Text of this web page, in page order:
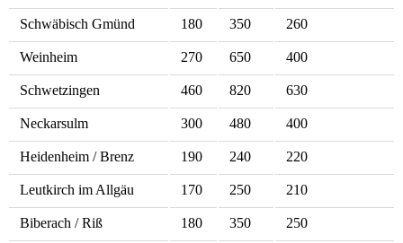
Schwäbisch Gmünd 180 350 260
Weinheim 270 650 400
Schwetzingen 460 820 630
Neckarsulm 300 480 400
Heidenheim / Brenz 190 240 220
Leutkirch im Allgäu 170 250 210
Biberach / Riß 180 350 250